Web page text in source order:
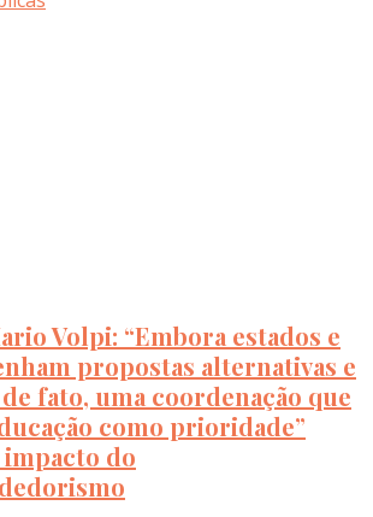
Volpi: “Embora estados e
propostas alternativas e
fato, uma coordenação que
como prioridade”
impacto do